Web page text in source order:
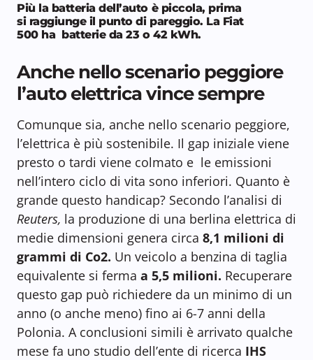
Più la batteria dell’auto è piccola, prima
si raggiunge il punto di pareggio. La Fiat
500 ha batterie da 23 o 42 kWh.
Anche nello scenario peggiore
l’auto elettrica vince sempre
Comunque sia, anche nello scenario peggiore,
l’elettrica è più sostenibile. Il gap iniziale viene
presto o tardi viene colmato e le emissioni
nell’intero ciclo di vita sono inferiori. Quanto è
grande questo handicap? Secondo l’analisi di
Reuters, la produzione di una berlina elettrica di
medie dimensioni genera circa 8,1 milioni di
grammi di Co2. Un veicolo a benzina di taglia
equivalente si ferma a 5,5 milioni. Recuperare
questo gap può richiedere da un minimo di un
anno (o anche meno) fino ai 6-7 anni della
Polonia. A conclusioni simili è arrivato qualche
mese fa uno studio dell’ente di ricerca IHS